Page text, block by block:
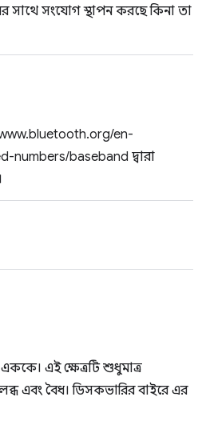
সাথে সংযোগ স্থাপন করছে কিনা তা
www.bluetooth.org/en-
numbers/baseband দ্বারা
এই ক্ষেত্রটি শুধুমাত্র
এবং বৈধ। ডিসকভারির বাইরে এর